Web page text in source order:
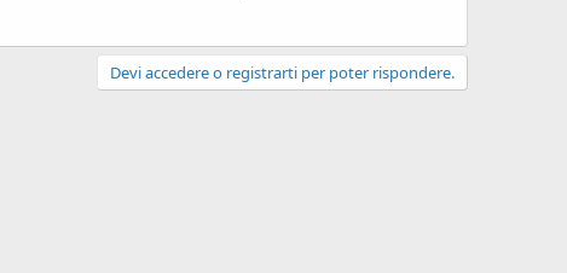
Devi accedere o registrarti per poter rispondere.